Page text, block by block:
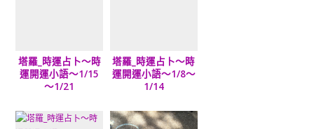
塔羅_時運占卜～時
運開運小語～1/15
～1/21
塔羅_時運占卜～時
運開運小語～1/8～
1/14